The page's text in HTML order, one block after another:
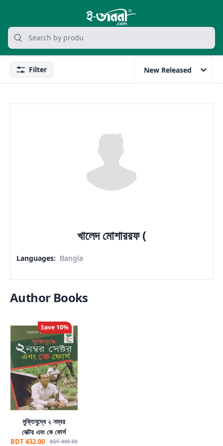
grocery search at header
Search
FilterFilter New Released
খালেদ মোশাররফ (
Languages: Bangla
Author Books
Save 10%
মুক্তিযুদ্ধে ২ নম্বর
সেক্টর এবং কে ফোর্স
BDT 432.00 BDT 480.00